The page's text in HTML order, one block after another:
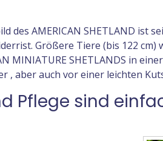
des AMERICAN SHETLAND ist
Größere Tiere (bis 122 cm)
MINIATURE SHETLANDS in
, aber auch vor einer leichten
Pflege sind